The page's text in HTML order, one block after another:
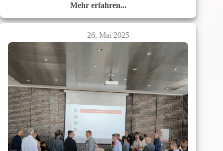
Mehr erfahren...
Unser
DELECO-
war
voller
26. Mai 2025